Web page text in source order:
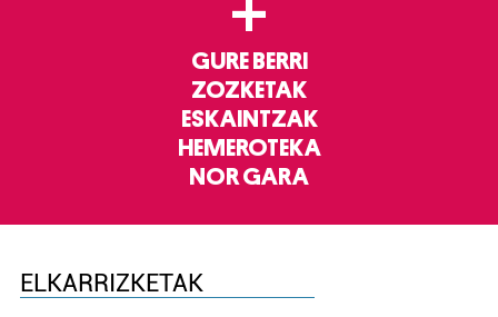
GURE BERRI
ZOZKETAK
ESKAINTZAK
HEMEROTEKA
NOR GARA
ELKARRIZKETAK